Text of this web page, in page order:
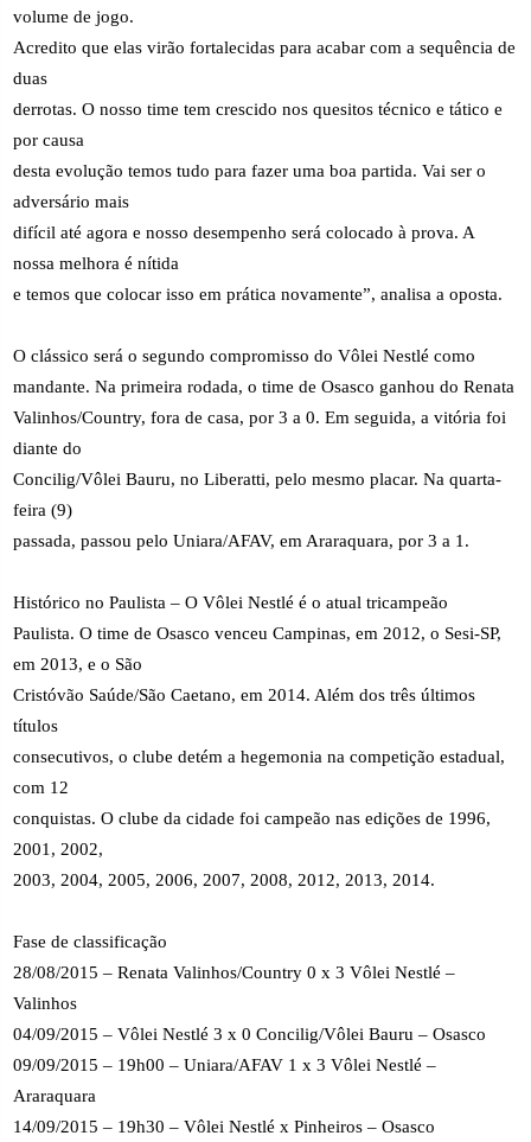
volume de jogo.
Acredito que elas virão fortalecidas para acabar com a sequência de
duas
derrotas. O nosso time tem crescido nos quesitos técnico e tático e
por causa
desta evolução temos tudo para fazer uma boa partida. Vai ser o
adversário mais
difícil até agora e nosso desempenho será colocado à prova. A
nossa melhora é nítida
e temos que colocar isso em prática novamente”, analisa a oposta.
O clássico será o segundo compromisso do Vôlei Nestlé como
mandante. Na primeira rodada, o time de Osasco ganhou do Renata
Valinhos/Country, fora de casa, por 3 a 0. Em seguida, a vitória foi
diante do
Concilig/Vôlei Bauru, no Liberatti, pelo mesmo placar. Na quarta-
feira (9)
passada, passou pelo Uniara/AFAV, em Araraquara, por 3 a 1.
Histórico no Paulista – O Vôlei Nestlé é o atual tricampeão
Paulista. O time de Osasco venceu Campinas, em 2012, o Sesi-SP,
em 2013, e o São
Cristóvão Saúde/São Caetano, em 2014. Além dos três últimos
títulos
consecutivos, o clube detém a hegemonia na competição estadual,
com 12
conquistas. O clube da cidade foi campeão nas edições de 1996,
2001, 2002,
2003, 2004, 2005, 2006, 2007, 2008, 2012, 2013, 2014.
Fase de classificação
28/08/2015 – Renata Valinhos/Country 0 x 3 Vôlei Nestlé –
Valinhos
04/09/2015 – Vôlei Nestlé 3 x 0 Concilig/Vôlei Bauru – Osasco
09/09/2015 – 19h00 – Uniara/AFAV 1 x 3 Vôlei Nestlé –
Araraquara
14/09/2015 – 19h30 – Vôlei Nestlé x Pinheiros – Osasco